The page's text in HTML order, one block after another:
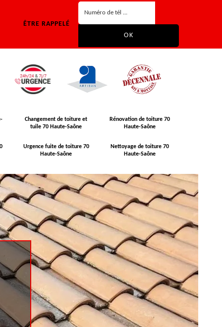
ÊTRE RAPPELÉ
Changement de toiture et
tuile 70 Haute-Saône
Rénovation de toiture 70
Haute-Saône
Urgence fuite de toiture 70
Haute-Saône
Nettoyage de toiture 70
Haute-Saône